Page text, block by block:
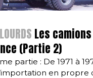
Les
(Partie 2)
partie : De 1971 à
en propre